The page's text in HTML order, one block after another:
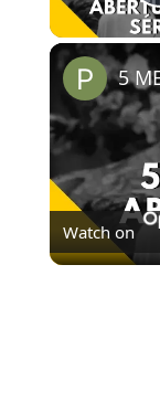
Watch on